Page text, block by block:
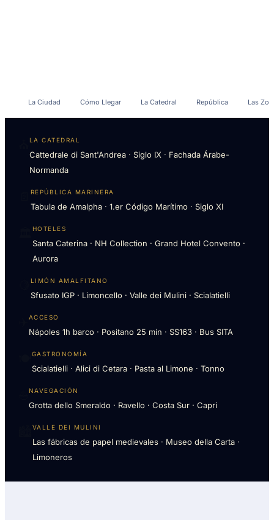
La Ciudad Cómo Llegar La Catedral República Las
LA CATEDRAL
Cattedrale di Sant'Andrea · Siglo IX · Fachada Árabe-
Normanda
REPÚBLICA MARINERA
Tabula de Amalpha · 1.er Código Marítimo · Siglo XI
HOTELES
Santa Caterina · NH Collection · Grand Hotel Convento ·
Aurora
LIMÓN AMALFITANO
Sfusato IGP · Limoncello · Valle dei Mulini · Scialatielli
ACCESO
Nápoles 1h barco · Positano 25 min · SS163 · Bus SITA
GASTRONOMÍA
Scialatielli · Alici di Cetara · Pasta al Limone · Tonno
NAVEGACIÓN
Grotta dello Smeraldo · Ravello · Costa Sur · Capri
VALLE DEI MULINI
Las fábricas de papel medievales · Museo della Carta ·
Limoneros